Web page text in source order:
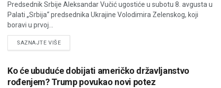
Predsednik Srbije Aleksandar Vučić ugostiće u subotu 8. avgusta u
Palati „Srbija“ predsednika Ukrajine Volodimira Zelenskog, koji
boravi u prvoj...
SAZNAJTE VIŠEDETAILS
Ko će ubuduće dobijati američko državljanstvo
rođenjem? Trump povukao novi potez